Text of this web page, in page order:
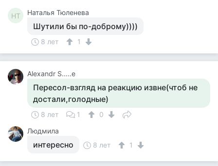
НТ Наталья Тюленева
Шутили бы по-доброму))))
8 лет 1
Alexandr S.....e
Пересол-взгляд на реакцию извне(чтоб не
достали,голодные)
8 лет 1
0
Людмила
интересно 8 лет 1